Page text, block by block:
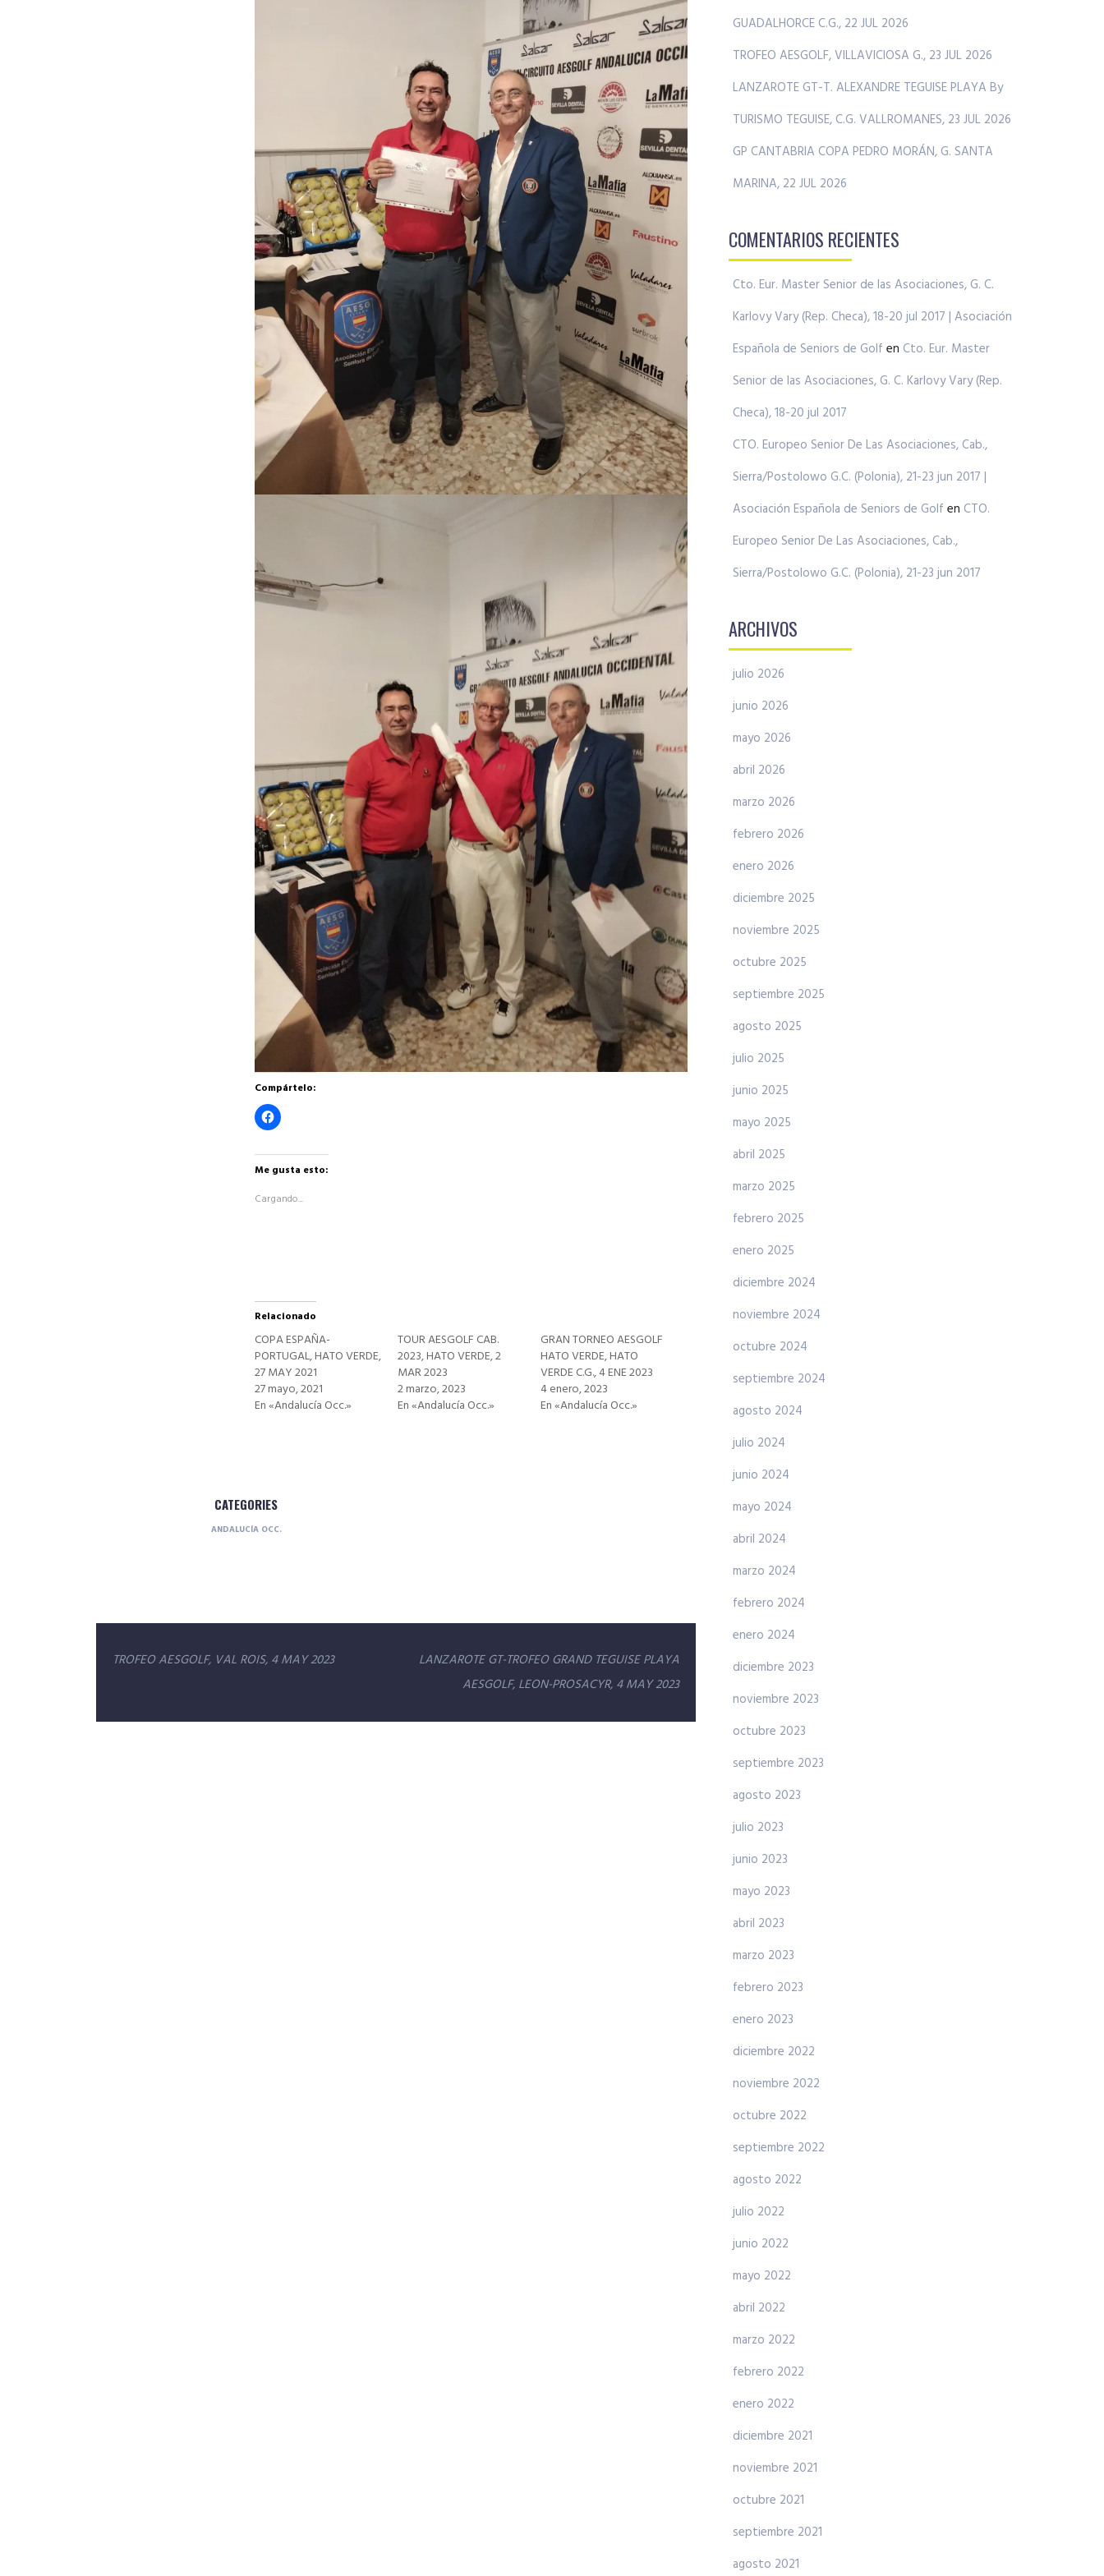
Compártelo:
Haz
clic
en
Facebook
(Se
en
Me gusta esto:
Cargando...
Relacionado
COPA ESPAÑA-
PORTUGAL, HATO VERDE,
27 MAY 2021
27 mayo, 2021
En «Andalucía Occ.»
TOUR AESGOLF CAB.
2023, HATO VERDE, 2
MAR 2023
2 marzo, 2023
En «Andalucía Occ.»
GRAN TORNEO AESGOLF
HATO VERDE, HATO
VERDE C.G., 4 ENE 2023
4 enero, 2023
En «Andalucía Occ.»
CATEGORIES
ANDALUCÍA OCC.
Navegación
entradas
TROFEO AESGOLF, VAL ROIS, 4 MAY 2023
LANZAROTE GT-TROFEO GRAND TEGUISE PLAYA
AESGOLF, LEON-PROSACYR, 4 MAY 2023
GUADALHORCE C.G., 22 JUL 2026
TROFEO AESGOLF, VILLAVICIOSA G., 23 JUL 2026
LANZAROTE GT-T. ALEXANDRE TEGUISE PLAYA By
TURISMO TEGUISE, C.G. VALLROMANES, 23 JUL 2026
GP CANTABRIA COPA PEDRO MORÁN, G. SANTA
MARINA, 22 JUL 2026
COMENTARIOS RECIENTES
Cto. Eur. Master Senior de las Asociaciones, G. C.
Karlovy Vary (Rep. Checa), 18-20 jul 2017 | Asociación
Española de Seniors de Golf en Cto. Eur. Master
Senior de las Asociaciones, G. C. Karlovy Vary (Rep.
Checa), 18-20 jul 2017
CTO. Europeo Senior De Las Asociaciones, Cab.,
Sierra/Postolowo G.C. (Polonia), 21-23 jun 2017 |
Asociación Española de Seniors de Golf en CTO.
Europeo Senior De Las Asociaciones, Cab.,
Sierra/Postolowo G.C. (Polonia), 21-23 jun 2017
ARCHIVOS
julio 2026
junio 2026
mayo 2026
abril 2026
marzo 2026
febrero 2026
enero 2026
diciembre 2025
noviembre 2025
octubre 2025
septiembre 2025
agosto 2025
julio 2025
junio 2025
mayo 2025
abril 2025
marzo 2025
febrero 2025
enero 2025
diciembre 2024
noviembre 2024
octubre 2024
septiembre 2024
agosto 2024
julio 2024
junio 2024
mayo 2024
abril 2024
marzo 2024
febrero 2024
enero 2024
diciembre 2023
noviembre 2023
octubre 2023
septiembre 2023
agosto 2023
julio 2023
junio 2023
mayo 2023
abril 2023
marzo 2023
febrero 2023
enero 2023
diciembre 2022
noviembre 2022
octubre 2022
septiembre 2022
agosto 2022
julio 2022
junio 2022
mayo 2022
abril 2022
marzo 2022
febrero 2022
enero 2022
diciembre 2021
noviembre 2021
octubre 2021
septiembre 2021
agosto 2021